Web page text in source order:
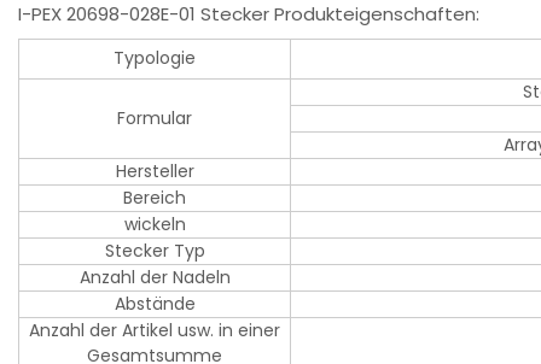
I-PEX 20698-028E-01 Stecker Produkteigenschaften:
Typologie
Formular
Hersteller
Bereich
wickeln
Stecker Typ
Anzahl der Nadeln
Abstände
Anzahl der Artikel usw. in einer
Gesamtsumme